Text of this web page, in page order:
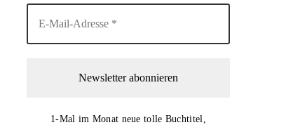
1-Mal im Monat neue tolle Buchtitel,